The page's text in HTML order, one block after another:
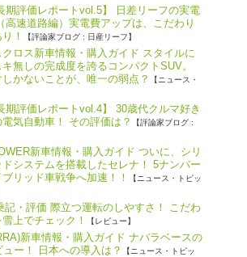
期評価レポートvol.5】 日差リーフの実電
高速道路編）実電費アップは、こだわり
！
【評論家ブログ : 日産リーフ】
ロス新車情報・購入ガイド スタイルに
無しの完成度を誇るコンパクトSUV。
かないことが、唯一の弱点？
【ニュース・
期評価レポートvol.4】 30歳代クルマ好き
気自動車！ その評価は？
【評論家ブログ :
新車情報・購入ガイド ついに、シリ
システムを搭載したセレナ！ 5ナンバー
リッド車戦争へ加速！！
【ニュース・トピッ
記・評価 際立つ運転のしやすさ！ こだわ
上でチェック！
【レビュー】
新車情報・購入ガイド ナバラベースの
ー！ 日本への導入は？
【ニュース・トピッ